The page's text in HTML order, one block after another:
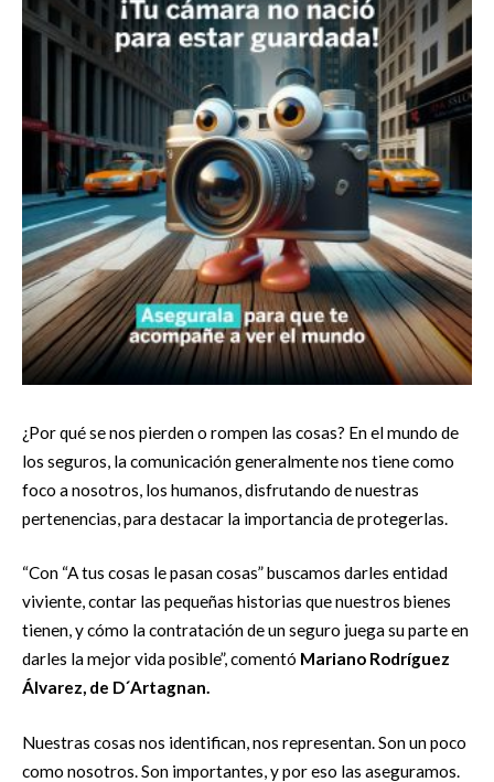
¿Por qué se nos pierden o rompen las cosas? En el mundo de
los seguros, la comunicación generalmente nos tiene como
foco a nosotros, los humanos, disfrutando de nuestras
pertenencias, para destacar la importancia de protegerlas.
“Con “A tus cosas le pasan cosas” buscamos darles entidad
viviente, contar las pequeñas historias que nuestros bienes
tienen, y cómo la contratación de un seguro juega su parte en
darles la mejor vida posible”, comentó Mariano Rodríguez
Álvarez, de D´Artagnan.
Nuestras cosas nos identifican, nos representan. Son un poco
como nosotros. Son importantes, y por eso las aseguramos.